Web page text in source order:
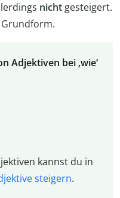
nichtgesteigert.
Adjektiven bei ‚wie‘
kannst du in
steigern.